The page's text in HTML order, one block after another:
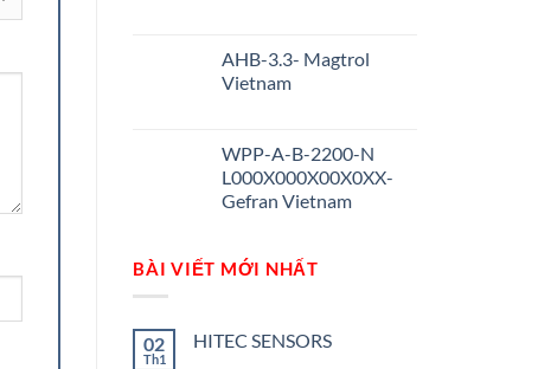
AHB-3.3- Magtrol
Vietnam
WPP-A-B-2200-N
L000X000X00X0XX-
Gefran Vietnam
BÀI VIẾT MỚI NHẤT
02
Th1
HITEC SENSORS